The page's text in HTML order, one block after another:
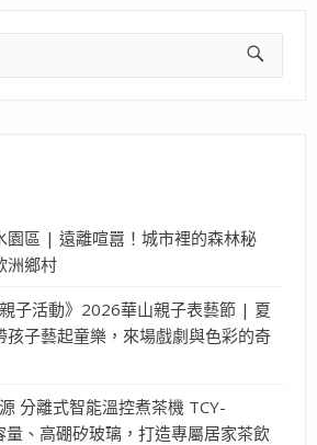
園區 | 遠離喧囂！城市裡的森林秘
洲鄉村
子活動》2026華山親子表藝節 | 夏
孩子藝起童樂，來場戲劇與色彩的奇
分離式智能溫控煮茶機 TCY-
、高硼矽玻璃，打造專屬居家茶飲